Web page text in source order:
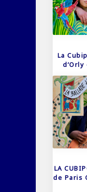
La
LA
de Paris